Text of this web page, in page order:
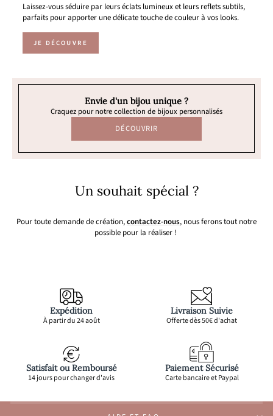
Laissez-vous séduire par leurs éclats lumineux et leurs reflets subtils,
parfaits pour apporter une délicate touche de couleur à vos looks.
JE DÉCOUVRE
Envie d'un bijou unique ?
Craquez pour notre collection de bijoux personnalisés
DÉCOUVRIR
Un souhait spécial ?
Pour toute demande de création,contactez-nous, nous ferons tout notre
possible pour la réaliser !
Expédition
À partir du 24 août
Livraison Suivie
Offerte dès 50€ d'achat
Satisfait ou Remboursé
14 jours pour changer d'avis
Paiement Sécurisé
Carte bancaire et Paypal